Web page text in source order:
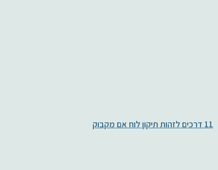
11 דרכים לזהות תיקון לוח אם מקבוק